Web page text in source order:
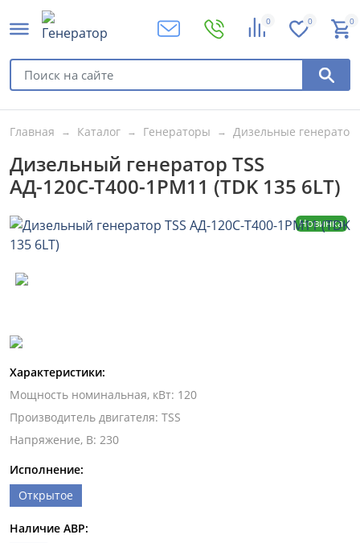
0 0 0
Главная Каталог Генераторы Дизельные
Дизельный генератор TSS
АД-120С-Т400-1РМ11 (TDK 135 6LT)
Новинка
Характеристики:
Мощность номинальная, кВт: 120
Производитель двигателя: TSS
Напряжение, В: 230
Исполнение:
Открытое
Наличие АВР: